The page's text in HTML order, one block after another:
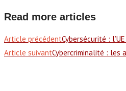
Read more articles
Article précédentCybersécurité :
Article suivantCybercriminalité : les